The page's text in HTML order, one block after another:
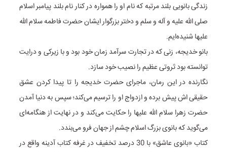
زندگی بانویی بلند مرتبه که نام او را همواره در کنار نام بلند پیامبر اسلام
صلی الله علیه و آله و سلم و دختر بزرگوار ایشان حضرت فاطمه سلام الله
علیها شنیده‌ایم.
بانو خدیجه، زنی که در تجارت سرآمد زمان خود بود و با زیرکی و درایت
توانسته بود ثروتی عظیم را نصیب خود سازد.
نگارنده در این رمان، ماجرای حضرت خدیجه را تا پیدا کردن عشق
حقیقی اش پیش برده و ازدواج او را ترسیم می‌کند؛ سپس به دنیا آمدن
حضرت زهرا سلام الله علیها را حکایت می‌کند و در نهایت از هنگامه‌ای
می‌گوید که بانوی بزرگ اسلام چشم از جهان فرو می‌بندد.
کتاب «بانوی عاشق» با 30 درصد تخفیف در غرفه کتاب آدینه واقع در